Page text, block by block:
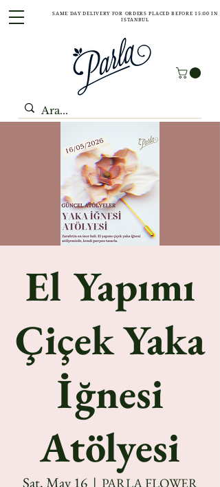
SAME DAY DELIVERY FOR ORDERS PLACED BEFORE 15:00 IN
ISTANBUL
El Yapımı
Çiçek Yaka
İğnesi
Atölyesi
Sat, May 16
  |
PARLA FLOWER